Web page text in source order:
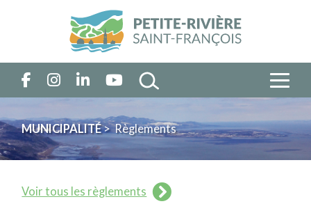
MUNICIPALITÉ> Règlements
Voir tous les règlements